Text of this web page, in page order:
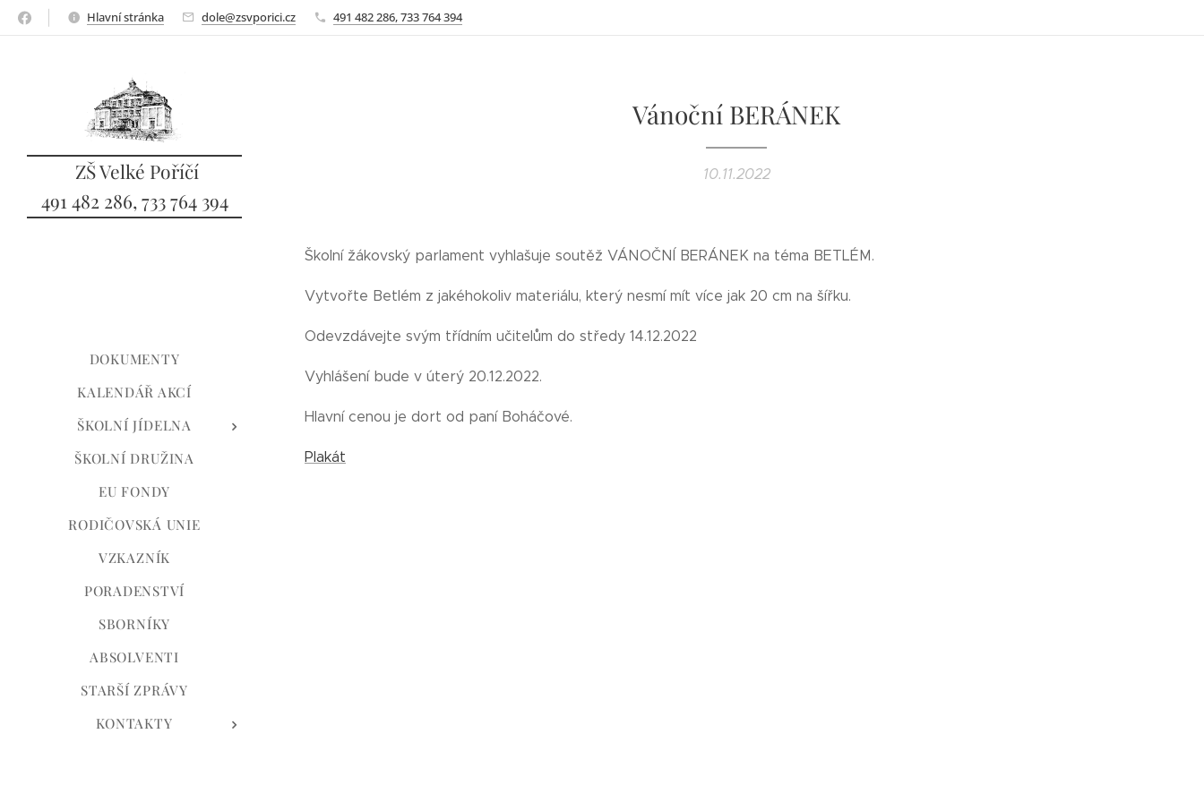
Hlavní stránka dole@zsvporici.cz 491 482 286, 733 764 394
ZŠ Velké Poříčí
491 482 286, 733 764 394
DOKUMENTY
KALENDÁŘ AKCÍ
ŠKOLNÍ JÍDELNA
ŠKOLNÍ DRUŽINA
EU FONDY
RODIČOVSKÁ UNIE
VZKAZNÍK
PORADENSTVÍ
SBORNÍKY
ABSOLVENTI
STARŠÍ ZPRÁVY
KONTAKTY
Vánoční BERÁNEK
10.11.2022
Školní žákovský parlament vyhlašuje soutěž VÁNOČNÍ BERÁNEK na téma BETLÉM.
Vytvořte Betlém z jakéhokoliv materiálu, který nesmí mít více jak 20 cm na šířku.
Odevzdávejte svým třídním učitelům do středy 14.12.2022
Vyhlášení bude v úterý 20.12.2022.
Hlavní cenou je dort od paní Boháčové.
Plakát